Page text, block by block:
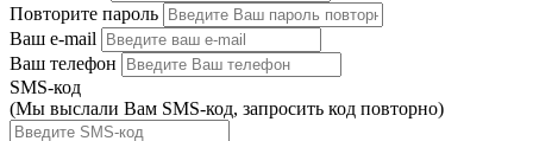
Повторите пароль
Ваш e-mail
Ваш телефон
SMS-код
(Мы выслали Вам SMS-код, запросить код повторно)